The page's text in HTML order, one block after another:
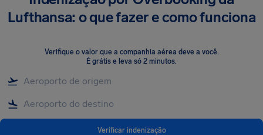
Lufthansa: o que fazer e como funciona
Verifique o valor que a companhia aérea deve a você.
É grátis e leva só 2 minutos.
Verificar indenização